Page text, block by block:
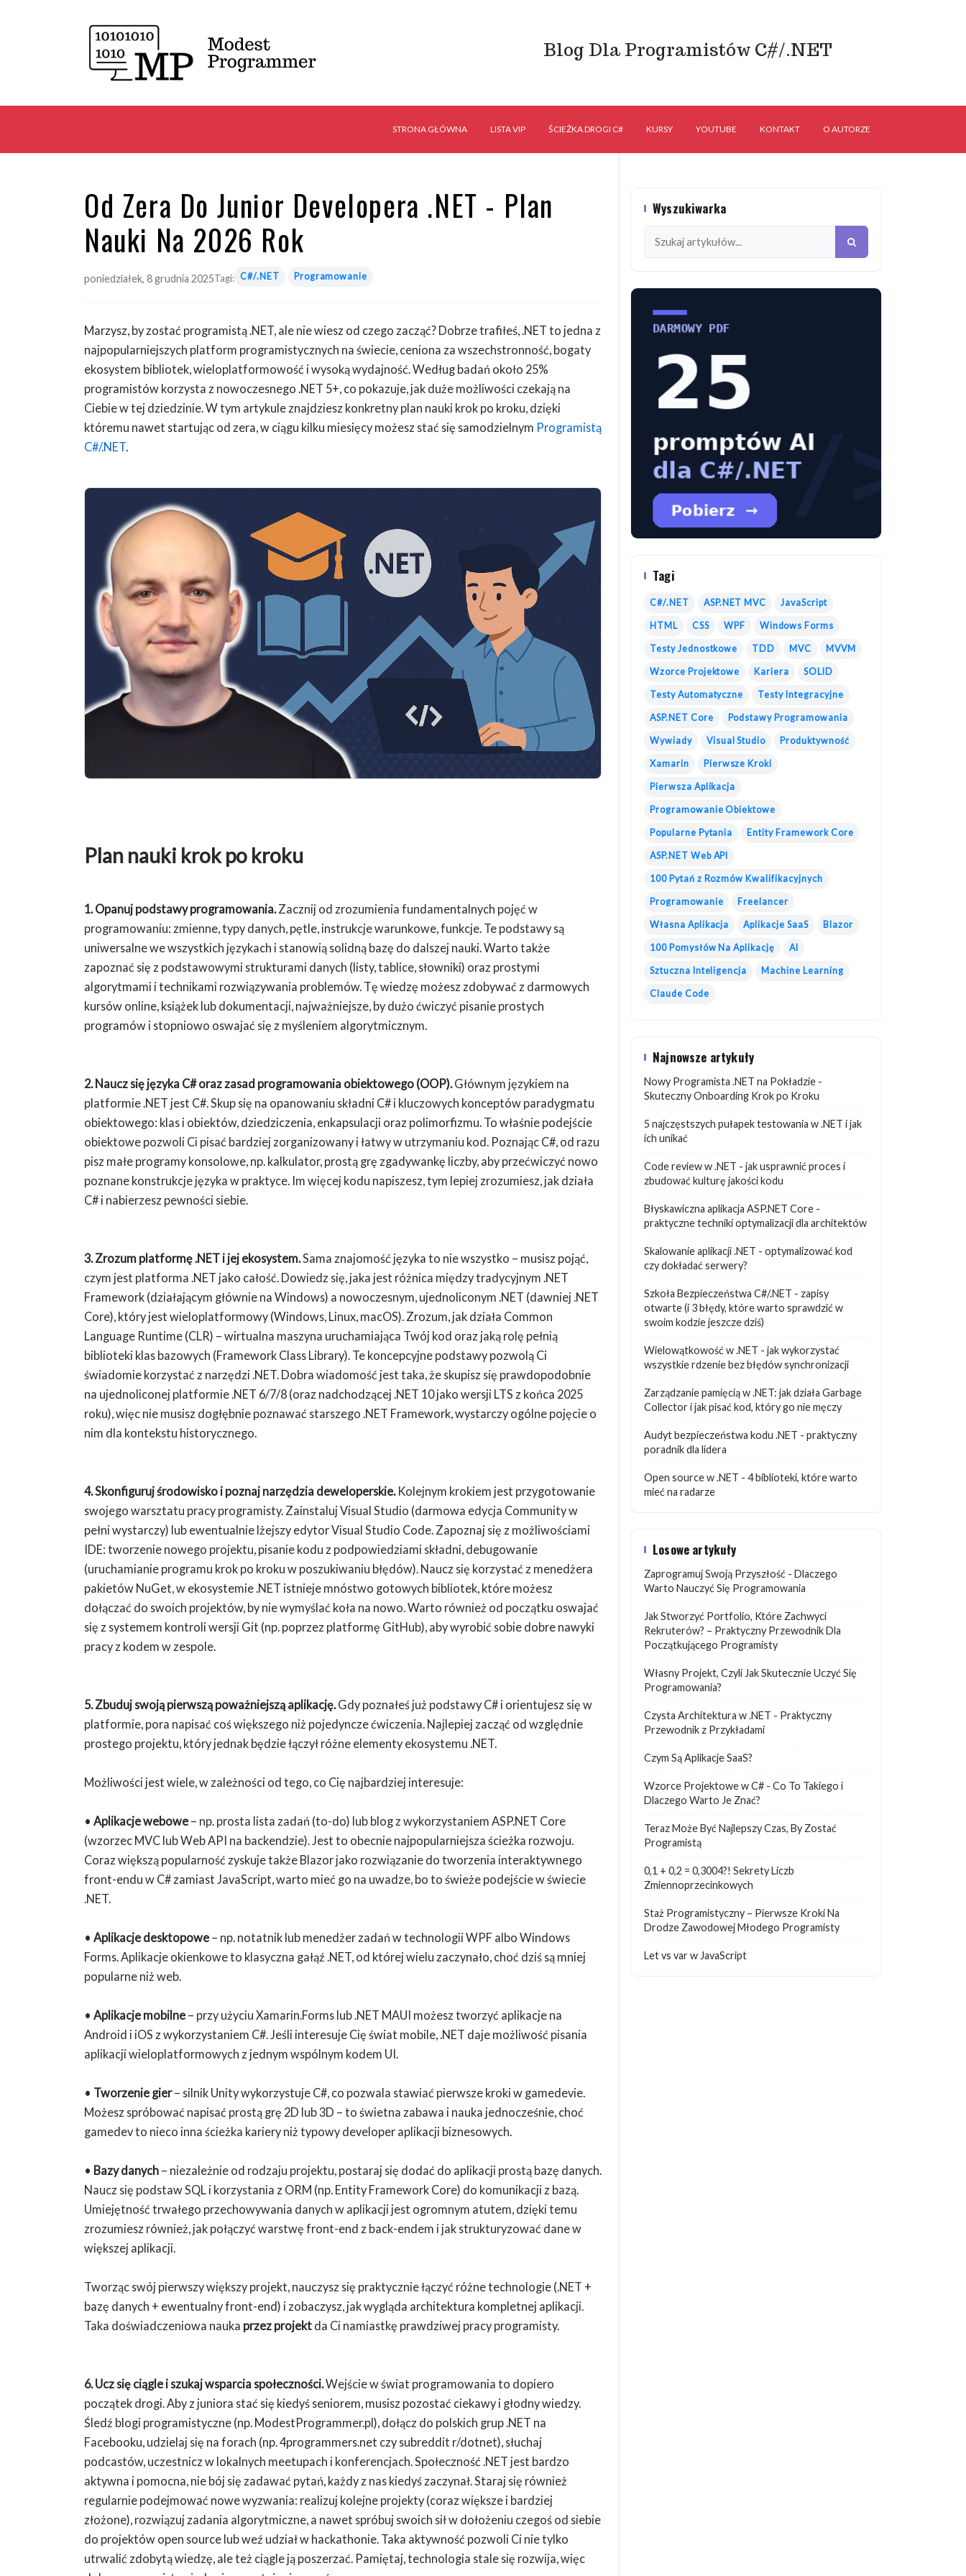
Blog Dla Programistów C#/.NET
STRONA GŁÓWNA LISTA VIP ŚCIEŻKA DROGI C# KURSY YOUTUBE KONTAKT O AUTORZE
Od Zera Do Junior Developera .NET - Plan
Nauki Na 2026 Rok
poniedziałek, 8 grudnia 2025Tagi: C#/.NET Programowanie
Marzysz, by zostać programistą .NET, ale nie wiesz od czego zacząć? Dobrze trafiłeś, .NET to jedna z
najpopularniejszych platform programistycznych na świecie, ceniona za wszechstronność, bogaty
ekosystem bibliotek, wieloplatformowość i wysoką wydajność. Według badań około 25%
programistów korzysta z nowoczesnego .NET 5+, co pokazuje, jak duże możliwości czekają na
Ciebie w tej dziedzinie. W tym artykule znajdziesz konkretny plan nauki krok po kroku, dzięki
któremu nawet startując od zera, w ciągu kilku miesięcy możesz stać się samodzielnym Programistą
C#/.NET.
Plan nauki krok po kroku
1. Opanuj podstawy programowania.Zacznij od zrozumienia fundamentalnych pojęć w
programowaniu: zmienne, typy danych, pętle, instrukcje warunkowe, funkcje. Te podstawy są
uniwersalne we wszystkich językach i stanowią solidną bazę do dalszej nauki. Warto także
zapoznać się z podstawowymi strukturami danych (listy, tablice, słowniki) oraz prostymi
algorytmami i technikami rozwiązywania problemów. Tę wiedzę możesz zdobywać z darmowych
kursów online, książek lub dokumentacji, najważniejsze, by dużo ćwiczyć pisanie prostych
programów i stopniowo oswajać się z myśleniem algorytmicznym.
2. Naucz się języka C# oraz zasad programowania obiektowego (OOP).Głównym językiem na
platformie .NET jest C#. Skup się na opanowaniu składni C# i kluczowych konceptów paradygmatu
obiektowego: klas i obiektów, dziedziczenia, enkapsulacji oraz polimorfizmu. To właśnie podejście
obiektowe pozwoli Ci pisać bardziej zorganizowany i łatwy w utrzymaniu kod. Poznając C#, od razu
pisz małe programy konsolowe, np. kalkulator, prostą grę zgadywankę liczby, aby przećwiczyć nowo
poznane konstrukcje języka w praktyce. Im więcej kodu napiszesz, tym lepiej zrozumiesz, jak działa
C# i nabierzesz pewności siebie.
3. Zrozum platformę .NET i jej ekosystem.Sama znajomość języka to nie wszystko – musisz pojąć,
czym jest platforma .NET jako całość. Dowiedz się, jaka jest różnica między tradycyjnym .NET
Framework (działającym głównie na Windows) a nowoczesnym, ujednoliconym .NET (dawniej .NET
Core), który jest wieloplatformowy (Windows, Linux, macOS). Zrozum, jak działa Common
Language Runtime (CLR) – wirtualna maszyna uruchamiająca Twój kod oraz jaką rolę pełnią
biblioteki klas bazowych (Framework Class Library). Te koncepcyjne podstawy pozwolą Ci
świadomie korzystać z narzędzi .NET. Dobra wiadomość jest taka, że skupisz się prawdopodobnie
na ujednoliconej platformie .NET 6/7/8 (oraz nadchodzącej .NET 10 jako wersji LTS z końca 2025
roku), więc nie musisz dogłębnie poznawać starszego .NET Framework, wystarczy ogólne pojęcie o
nim dla kontekstu historycznego.
4. Skonfiguruj środowisko i poznaj narzędzia deweloperskie.Kolejnym krokiem jest przygotowanie
swojego warsztatu pracy programisty. Zainstaluj Visual Studio (darmowa edycja Community w
pełni wystarczy) lub ewentualnie lżejszy edytor Visual Studio Code. Zapoznaj się z możliwościami
IDE: tworzenie nowego projektu, pisanie kodu z podpowiedziami składni, debugowanie
(uruchamianie programu krok po kroku w poszukiwaniu błędów). Naucz się korzystać z menedżera
pakietów NuGet, w ekosystemie .NET istnieje mnóstwo gotowych bibliotek, które możesz
dołączać do swoich projektów, by nie wymyślać koła na nowo. Warto również od początku oswajać
się z systemem kontroli wersji Git (np. poprzez platformę GitHub), aby wyrobić sobie dobre nawyki
pracy z kodem w zespole.
5. Zbuduj swoją pierwszą poważniejszą aplikację.Gdy poznałeś już podstawy C# i orientujesz się w
platformie, pora napisać coś większego niż pojedyncze ćwiczenia. Najlepiej zacząć od względnie
prostego projektu, który jednak będzie łączył różne elementy ekosystemu .NET.
Możliwości jest wiele, w zależności od tego, co Cię najbardziej interesuje:
• Aplikacje webowe – np. prosta lista zadań (to-do) lub blog z wykorzystaniem ASP.NET Core
(wzorzec MVC lub Web API na backendzie). Jest to obecnie najpopularniejsza ścieżka rozwoju.
Coraz większą popularność zyskuje także Blazor jako rozwiązanie do tworzenia interaktywnego
front-endu w C# zamiast JavaScript, warto mieć go na uwadze, bo to świeże podejście w świecie
.NET.
• Aplikacje desktopowe – np. notatnik lub menedżer zadań w technologii WPF albo Windows
Forms. Aplikacje okienkowe to klasyczna gałąź .NET, od której wielu zaczynało, choć dziś są mniej
popularne niż web.
• Aplikacje mobilne – przy użyciu Xamarin.Forms lub .NET MAUI możesz tworzyć aplikacje na
Android i iOS z wykorzystaniem C#. Jeśli interesuje Cię świat mobile, .NET daje możliwość pisania
aplikacji wieloplatformowych z jednym wspólnym kodem UI.
• Tworzenie gier– silnik Unity wykorzystuje C#, co pozwala stawiać pierwsze kroki w gamedevie.
Możesz spróbować napisać prostą grę 2D lub 3D – to świetna zabawa i nauka jednocześnie, choć
gamedev to nieco inna ścieżka kariery niż typowy developer aplikacji biznesowych.
• Bazy danych – niezależnie od rodzaju projektu, postaraj się dodać do aplikacji prostą bazę danych.
Naucz się podstaw SQL i korzystania z ORM (np. Entity Framework Core) do komunikacji z bazą.
Umiejętność trwałego przechowywania danych w aplikacji jest ogromnym atutem, dzięki temu
zrozumiesz również, jak połączyć warstwę front-end z back-endem i jak strukturyzować dane w
większej aplikacji.
Tworząc swój pierwszy większy projekt, nauczysz się praktycznie łączyć różne technologie (.NET +
bazę danych + ewentualny front-end) i zobaczysz, jak wygląda architektura kompletnej aplikacji.
Taka doświadczeniowa nauka przez projekt da Ci namiastkę prawdziwej pracy programisty.
6. Ucz się ciągle i szukaj wsparcia społeczności.Wejście w świat programowania to dopiero
początek drogi. Aby z juniora stać się kiedyś seniorem, musisz pozostać ciekawy i głodny wiedzy.
Śledź blogi programistyczne (np. ModestProgrammer.pl), dołącz do polskich grup .NET na
Facebooku, udzielaj się na forach (np. 4programmers.net czy subreddit r/dotnet), słuchaj
podcastów, uczestnicz w lokalnych meetupach i konferencjach. Społeczność .NET jest bardzo
aktywna i pomocna, nie bój się zadawać pytań, każdy z nas kiedyś zaczynał. Staraj się również
regularnie podejmować nowe wyzwania: realizuj kolejne projekty (coraz większe i bardziej
złożone), rozwiązuj zadania algorytmiczne, a nawet spróbuj swoich sił w dołożeniu czegoś od siebie
do projektów open source lub weź udział w hackathonie. Taka aktywność pozwoli Ci nie tylko
utrwalić zdobytą wiedzę, ale też ciągle ją poszerzać. Pamiętaj, technologia stale się rozwija, więc
Wyszukiwarka
Tagi
C#/.NET ASP.NET MVC JavaScript
HTML CSS WPF Windows Forms
Testy Jednostkowe TDD MVC MVVM
Wzorce Projektowe Kariera SOLID
Testy Automatyczne Testy Integracyjne
ASP.NET Core Podstawy Programowania
Wywiady Visual Studio Produktywność
Xamarin Pierwsze Kroki
Pierwsza Aplikacja
Programowanie Obiektowe
Popularne Pytania Entity Framework Core
ASP.NET Web API
100 Pytań z Rozmów Kwalifikacyjnych
Programowanie Freelancer
Własna Aplikacja Aplikacje SaaS Blazor
100 Pomysłów Na Aplikację AI
Sztuczna Inteligencja Machine Learning
Claude Code
Najnowsze artykuły
Nowy Programista .NET na Pokładzie -
Skuteczny Onboarding Krok po Kroku
5 najczęstszych pułapek testowania w .NET i jak
ich unikać
Code review w .NET - jak usprawnić proces i
zbudować kulturę jakości kodu
Błyskawiczna aplikacja ASP.NET Core -
praktyczne techniki optymalizacji dla architektów
Skalowanie aplikacji .NET - optymalizować kod
czy dokładać serwery?
Szkoła Bezpieczeństwa C#/.NET - zapisy
otwarte (i 3 błędy, które warto sprawdzić w
swoim kodzie jeszcze dziś)
Wielowątkowość w .NET - jak wykorzystać
wszystkie rdzenie bez błędów synchronizacji
Zarządzanie pamięcią w .NET: jak działa Garbage
Collector i jak pisać kod, który go nie męczy
Audyt bezpieczeństwa kodu .NET - praktyczny
poradnik dla lidera
Open source w .NET - 4 biblioteki, które warto
mieć na radarze
Losowe artykuły
Zaprogramuj Swoją Przyszłość - Dlaczego
Warto Nauczyć Się Programowania
Jak Stworzyć Portfolio, Które Zachwyci
Rekruterów? – Praktyczny Przewodnik Dla
Początkującego Programisty
Własny Projekt, Czyli Jak Skutecznie Uczyć Się
Programowania?
Czysta Architektura w .NET - Praktyczny
Przewodnik z Przykładami
Czym Są Aplikacje SaaS?
Wzorce Projektowe w C# - Co To Takiego i
Dlaczego Warto Je Znać?
Teraz Może Być Najlepszy Czas, By Zostać
Programistą
0,1 + 0,2 = 0,3004?! Sekrety Liczb
Zmiennoprzecinkowych
Staż Programistyczny – Pierwsze Kroki Na
Drodze Zawodowej Młodego Programisty
Let vs var w JavaScript